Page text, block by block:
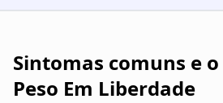
Sintomas comuns e
Peso Em Liberdade